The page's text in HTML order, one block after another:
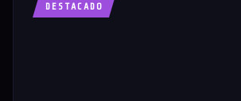
DESTACADO